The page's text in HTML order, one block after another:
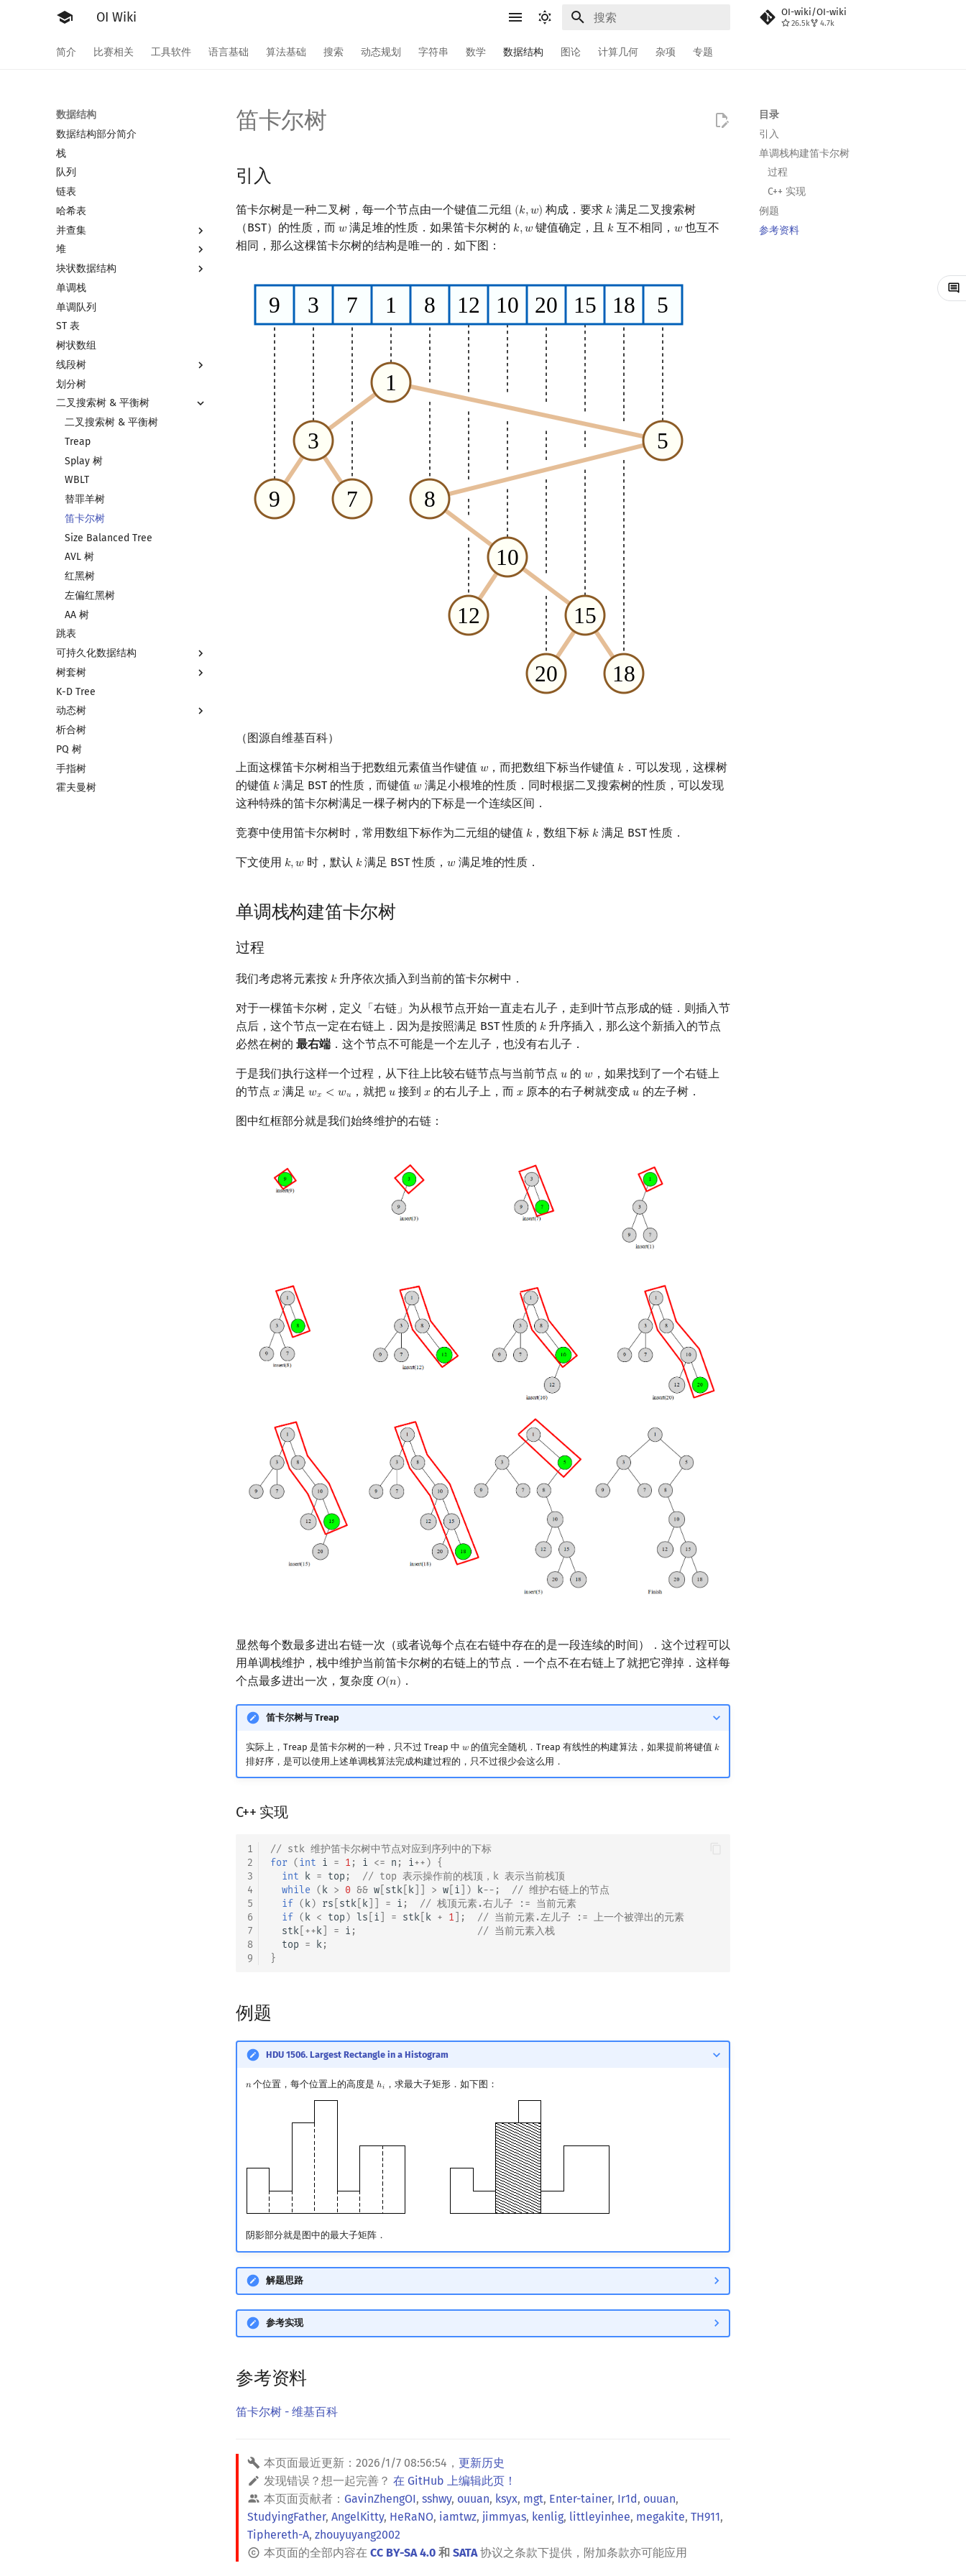
OI Wiki OI-wiki/OI-wiki
26.5k 4.7k
简介 比赛相关 工具软件 语言基础 算法基础 搜索 动态规划 字符串 数学 数据结构 图论 计算几何 杂项 专题
数据结构
数据结构部分简介
栈
队列
链表
哈希表
并查集
并查集
并查集复杂度
堆
堆简介
二叉堆
配对堆
左偏树
块状数据结构
分块思想
块状数组
块状链表
树分块
Sqrt Tree
单调栈
单调队列
ST 表
树状数组
线段树
线段树基础
线段树合并 & 分裂
李超线段树
猫树
区间最值操作 & 区间历史最值
Kinetic Tournament Tree
划分树
二叉搜索树 & 平衡树
二叉搜索树 & 平衡树
Treap
Splay 树
WBLT
替罪羊树
笛卡尔树
Size Balanced Tree
AVL 树
红黑树
左偏红黑树
AA 树
跳表
可持久化数据结构
可持久化数据结构简介
可持久化线段树
可持久化块状数组
可持久化平衡树
可持久化字典树
可持久化可并堆
树套树
线段树套线段树
平衡树套线段树
线段树套平衡树
树状数组套权值线段树
分块套树状数组
K-D Tree
动态树
Link Cut Tree
全局平衡二叉树
Euler Tour Tree
Top Tree
析合树
PQ 树
手指树
霍夫曼树
目录
引入
单调栈构建笛卡尔树
过程
C++ 实现
例题
参考资料
笛卡尔树
引入
笛卡尔树是一种二叉树，每一个节点由一个键值二元组 (𝑘,𝑤)
(k,w) 构成．要求 𝑘
k 满足二叉搜索树
（BST）的性质，而 𝑤
w 满足堆的性质．如果笛卡尔树的 𝑘,𝑤
k,w 键值确定，且 𝑘
k 互不相同， 𝑤
w 也互不
相同，那么这棵笛卡尔树的结构是唯一的．如下图：
（图源自维基百科）
上面这棵笛卡尔树相当于把数组元素值当作键值 𝑤
w ，而把数组下标当作键值 𝑘
k ．可以发现，这棵树
的键值 𝑘
k 满足 BST 的性质，而键值𝑤
w 满足小根堆的性质．同时根据二叉搜索树的性质，可以发现
这种特殊的笛卡尔树满足一棵子树内的下标是一个连续区间．
竞赛中使用笛卡尔树时，常用数组下标作为二元组的键值 𝑘
k ，数组下标 𝑘
k 满足 BST 性质．
下文使用 𝑘,𝑤
k,w 时，默认 𝑘
k 满足 BST 性质，𝑤
w 满足堆的性质．
单调栈构建笛卡尔树
过程
我们考虑将元素按 𝑘
k 升序依次插入到当前的笛卡尔树中．
对于一棵笛卡尔树，定义「右链」为从根节点开始一直走右儿子，走到叶节点形成的链．则插入节
点后，这个节点一定在右链上．因为是按照满足 BST 性质的 𝑘
k 升序插入，那么这个新插入的节点
必然在树的 最右端 ．这个节点不可能是一个左儿子，也没有右儿子．
于是我们执行这样一个过程，从下往上比较右链节点与当前节点 𝑢
u 的𝑤
w ，如果找到了一个右链上
的节点 𝑥
x 满足𝑤𝑥 < 𝑤𝑢
wx <w u ，就把 𝑢
u 接到𝑥
x 的右儿子上，而𝑥
x 原本的右子树就变成𝑢
u 的左子树．
图中红框部分就是我们始终维护的右链：
显然每个数最多进出右链一次（或者说每个点在右链中存在的是一段连续的时间）．这个过程可以
用单调栈维护，栈中维护当前笛卡尔树的右链上的节点．一个点不在右链上了就把它弹掉．这样每
个点最多进出一次，复杂度 𝑂(𝑛)
O(n) ．
笛卡尔树与 Treap
实际上，Treap 是笛卡尔树的一种，只不过 Treap 中 𝑤
w的值完全随机．Treap 有线性的构建算法，如果提前将键值 𝑘
k
排好序，是可以使用上述单调栈算法完成构建过程的，只不过很少会这么用．
C++ 实现
1
2
3
4
5
6
7
8
9
// stk 维护笛卡尔树中节点对应到序列中的下标
for (int i = 1 ; i <= n ; i++) {
int
k = top ;
// top 表示操作前的栈顶，k 表示当前栈顶
while ( k > 0 && w stk k > w i ]) k-- ;
// 维护右链上的节点
if ( k) rs stk k = i ;
// 栈顶元素.右儿子 := 当前元素
if ( k < top) ls i = stk k + 1 ];
// 当前元素.左儿子 := 上一个被弹出的元素
stk ++ k = i ;
// 当前元素入栈
top = k;
}
例题
HDU 1506. Largest Rectangle in a Histogram
𝑛
n个位置，每个位置上的高度是 ℎ𝑖
hi ，求最大子矩形．如下图：
阴影部分就是图中的最大子矩阵．
解题思路
参考实现
参考资料
笛卡尔树 - 维基百科
本页面最近更新： 2026/1/7 08:56:54 ， 更新历史
发现错误？想一起完善？ 在 GitHub 上编辑此页！
本页面贡献者： GavinZhengOI, sshwy, ouuan, ksyx, mgt, Enter-tainer, Ir1d, ouuan,
StudyingFather, AngelKitty, HeRaNO, iamtwz, jimmyas, kenlig, littleyinhee, megakite, TH911,
Tiphereth-A, zhouyuyang2002
本页面的全部内容在 CC BY-SA 4.0 和 SATA协议之条款下提供，附加条款亦可能应用